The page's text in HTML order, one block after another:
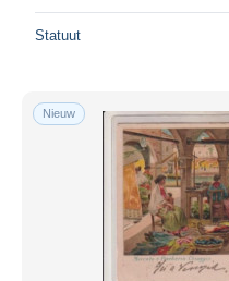
Statuut
Nieuw